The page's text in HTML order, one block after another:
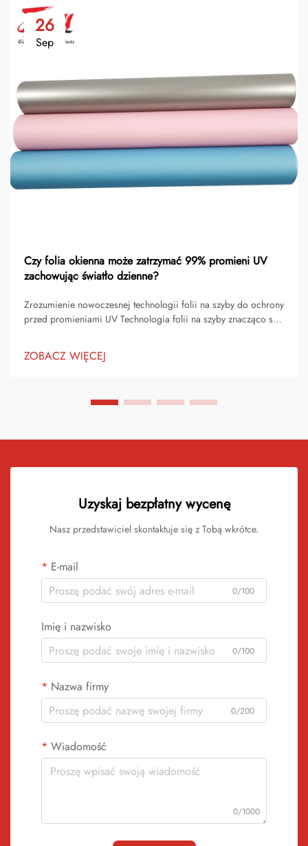
26
Sep
Czy folia okienna może zatrzymać 99% promieni UV
zachowując światło dzienne?
Zrozumienie nowoczesnej technologii folii na szyby do ochrony
przed promieniami UV Technologia folii na szyby znacząco się
między ochroną przed promieniami UV a przepuszczalnością
światła naturalnego. Zaawansowane rozwiązania z zakresu folii
ZOBACZ WIĘCEJ
Uzyskaj bezpłatny wycenę
Nasz przedstawiciel skontaktuje się z Tobą wkrótce.
E-mail
0/100
Imię i nazwisko
0/100
Nazwa firmy
0/200
Wiadomość
0/1000